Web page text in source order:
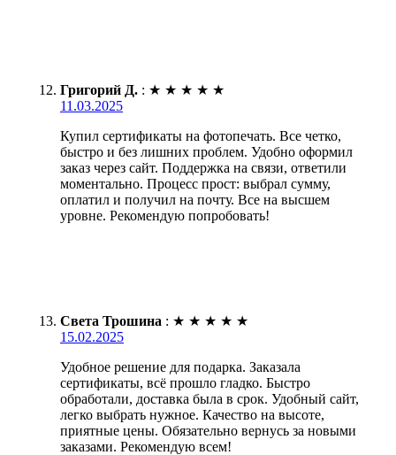
Григорий Д. : ★ ★ ★ ★ ★
11.03.2025
Купил сертификаты на фотопечать. Все четко,
быстро и без лишних проблем. Удобно оформил
заказ через сайт. Поддержка на связи, ответили
моментально. Процесс прост: выбрал сумму,
оплатил и получил на почту. Все на высшем
уровне. Рекомендую попробовать!
Света Трошина : ★ ★ ★ ★ ★
15.02.2025
Удобное решение для подарка. Заказала
сертификаты, всё прошло гладко. Быстро
обработали, доставка была в срок. Удобный сайт,
легко выбрать нужное. Качество на высоте,
приятные цены. Обязательно вернусь за новыми
заказами. Рекомендую всем!